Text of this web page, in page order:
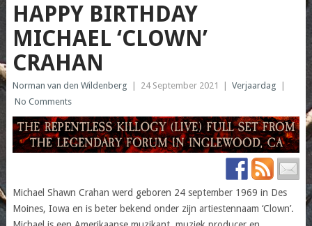
HAPPY BIRTHDAY
MICHAEL ‘CLOWN’
CRAHAN
Norman van den Wildenberg 24 September 2021 Verjaardag
No Comments
Michael Shawn Crahan werd geboren 24 september 1969 in Des
Moines, Iowa en is beter bekend onder zijn artiestennaam ‘Clown’.